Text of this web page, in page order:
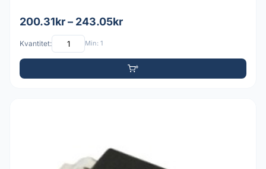
200.31kr – 243.05kr
Kvantitet: Min: 1